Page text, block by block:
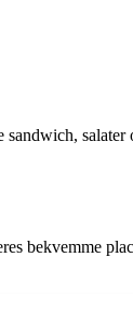
bekvemme